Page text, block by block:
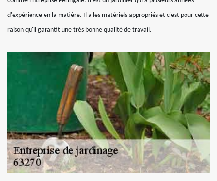
d'expérience en la matière. Il a les matériels appropriés et c'est pour cette
raison qu'il garantit une très bonne qualité de travail.